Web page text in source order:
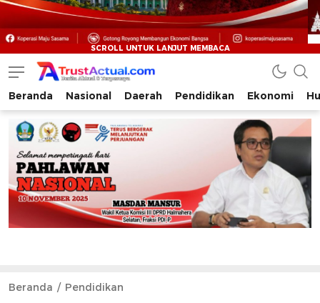
Trustactual.com
Aktual dan Terpercaya
Beranda Nasional Daerah Pendidikan Ekonomi
Beranda Pendidikan